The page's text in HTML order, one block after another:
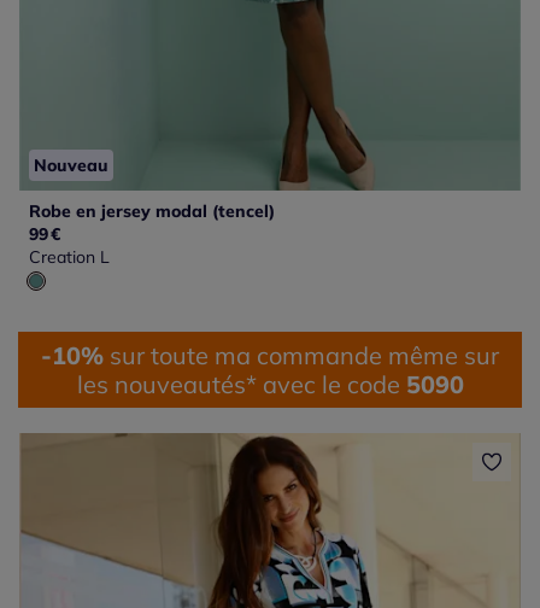
Nouveau
Robe en jersey modal (tencel)
99€
Creation L
-10% sur toute ma commande même sur
les nouveautés* avec le code 5090